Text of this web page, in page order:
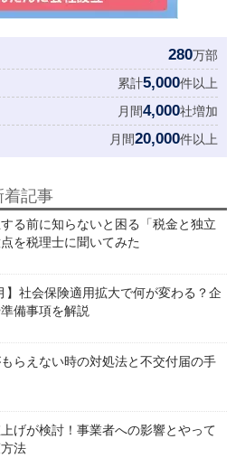
280万部
累計5,000件以上
月間4,000社増加
月間20,000件以上
着記事
る前に知らないと困る「税金と独立
を税理士に聞いてみた
】社会保険適用拡大で何が変わる？企
備事項を解説
らえない時の対処法と不交付届の手
げが検討！事業者への影響とやって
法